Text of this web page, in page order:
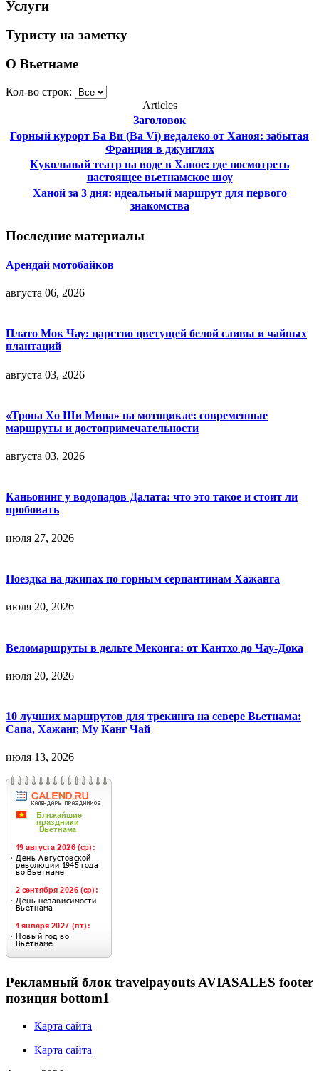
Услуги
Туристу на заметку
О Вьетнаме
Кол-во строк:
Articles
Заголовок
Горный курорт Ба Ви (Ba Vì) недалеко от Ханоя: забытая
Франция в джунглях
Кукольный театр на воде в Ханое: где посмотреть
настоящее вьетнамское шоу
Ханой за 3 дня: идеальный маршрут для первого
знакомства
Последние материалы
Арендай мотобайков
августа 06, 2026
Плато Мок Чау: царство цветущей белой сливы и чайных
плантаций
августа 03, 2026
«Тропа Хо Ши Мина» на мотоцикле: современные
маршруты и достопримечательности
августа 03, 2026
Каньонинг у водопадов Далата: что это такое и стоит ли
пробовать
июля 27, 2026
Поездка на джипах по горным серпантинам Хажанга
июля 20, 2026
Веломаршруты в дельте Меконга: от Кантхо до Чау-Дока
июля 20, 2026
10 лучших маршрутов для трекинга на севере Вьетнама:
Сапа, Хажанг, Му Канг Чай
июля 13, 2026
Рекламный блок travelpayouts AVIASALES footer
позиция bottom1
Карта сайта
Карта сайта